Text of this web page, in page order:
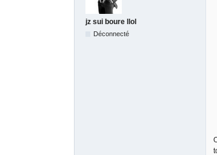
jz sui boure llol
Déconnecté